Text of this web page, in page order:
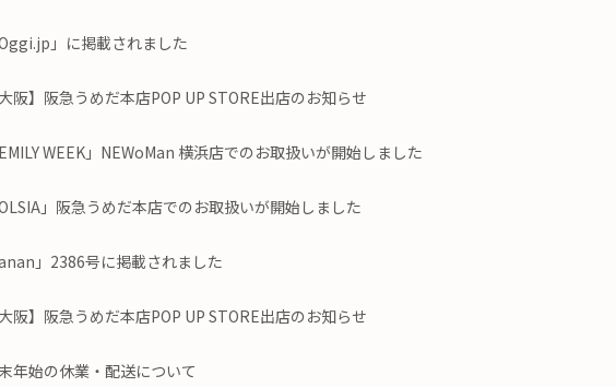
Oggi.jp」に掲載されました
大阪】阪急うめだ本店POP UP STORE出店のお知らせ
EMILY WEEK」NEWoMan 横浜店でのお取扱いが開始しました
OLSIA」阪急うめだ本店でのお取扱いが開始しました
anan」2386号に掲載されました
大阪】阪急うめだ本店POP UP STORE出店のお知らせ
年始の休業・配送について